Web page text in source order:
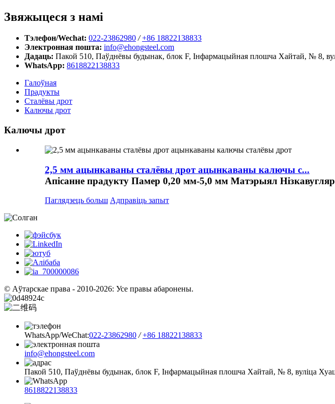
Звяжыцеся з намі
Тэлефон/Wechat: 022-23862980 / +86 18822138833
Электронная пошта: info@ehongsteel.com
Дадаць: Пакой 510, Паўднёвы будынак, блок F, Інфармацыйная плошча Хайтай, № 8,
WhatsApp: 8618822138833
Галоўная
Прадукты
Сталёвы дрот
Калючы дрот
Калючы дрот
2,5 мм ацынкаваны сталёвы дрот ацынкаваны калючы с...
Апісанне прадукту Памер 0,20 мм-5,0 мм Матэрыял
Паглядзець больш Адправіць запыт
© Аўтарскае права - 2010-2026: Усе правы абаронены.
WhatsApp/WeChat:022-23862980 / +86 18822138833
info@ehongsteel.com
Пакой 510, Паўднёвы будынак, блок F, Інфармацыйная плошча Хайтай, № 8, вуліца
8618822138833